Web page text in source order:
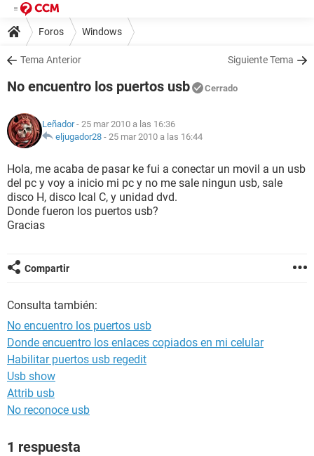
Foros Windows
Tema Anterior Siguiente Tema
No encuentro los puertos usb Cerrado
Leñador- 25 mar 2010 a las 16:36
eljugador28 - 25 mar 2010 a las 16:44
Hola, me acaba de pasar ke fui a conectar un movil a un usb
del pc y voy a inicio mi pc y no me sale ningun usb, sale
disco H, disco lcal C, y unidad dvd.
Donde fueron los puertos usb?
Gracias
Compartir
Consulta también:
No encuentro los puertos usb
Donde encuentro los enlaces copiados en mi celular
Habilitar puertos usb regedit
Usb show
Attrib usb
No reconoce usb
1 respuesta